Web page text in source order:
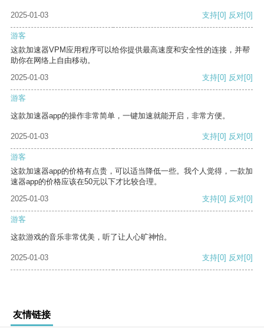
2025-01-03 支持[0] 反对[0]
游客
这款加速器VPM应用程序可以给你提供最高速度和安全性的连接，并帮
助你在网络上自由移动。
2025-01-03
支持[0] 反对[0]
游客
这款加速器app的操作非常简单，一键加速就能开启，非常方便。
2025-01-03 支持[0] 反对[0]
游客
这款加速器app的价格有点贵，可以适当降低一些。我个人觉得，一款加
速器app的价格应该在50元以下才比较合理。
2025-01-03
支持[0] 反对[0]
游客
这款游戏的音乐非常优美，听了让人心旷神怡。
2025-01-03 支持[0] 反对[0]
友情链接